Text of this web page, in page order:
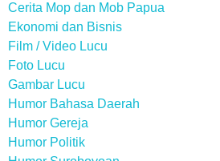
Cerita Mop dan Mob Papua
Ekonomi dan Bisnis
Film / Video Lucu
Foto Lucu
Gambar Lucu
Humor Bahasa Daerah
Humor Gereja
Humor Politik